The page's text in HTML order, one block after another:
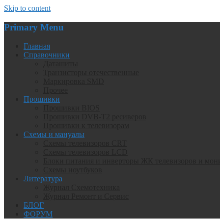
Skip to content
Primary Menu
Главная
Справочники
Прошивки
Схемы и мануалы
Литература
БЛОГ
ФОРУМ